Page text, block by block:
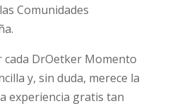
Comunidades
DrOetker Momento
y, sin duda, merece la
experiencia gratis tan